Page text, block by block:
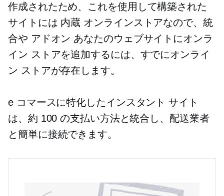
作成されたため、これを使用して構築された
サイトには 内蔵 オンラインストアなので、統
合や アドオン あなたのウェブサイトにオンラ
イン ストアを追加するには、すでにオンライ
ン ストアが存在します。
e コマースに特化したインスタント サイト
は、約 100 の支払い方法と統合し、配送業者
と簡単に接続できます。